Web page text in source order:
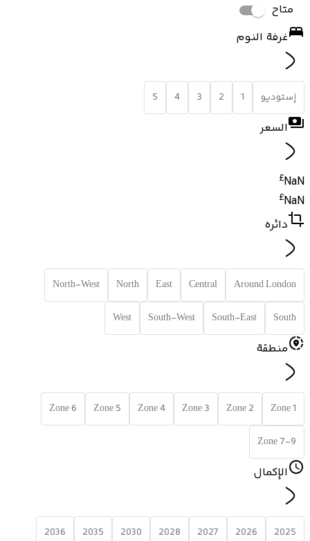
متاح
غرفة النوم
إستوديو 1
2
3
4
5
السعر
NaN
£
NaN
£
دائره
Around London
Central
East
North
North-West
South
South-East
South-West
West
منطقة
Zone 1
Zone 2
Zone 3
Zone 4
Zone 5
Zone 6
Zone 7-9
الإكمال
2025
2026
2027
2028
2030
2035
2036